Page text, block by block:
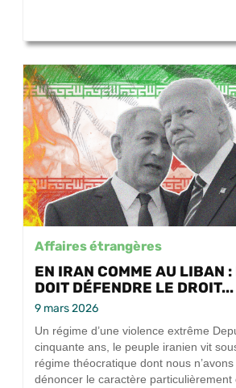
Affaires étrangères
EN IRAN COMME AU LIBAN :
DOIT DÉFENDRE LE DROIT...
9 mars 2026
Un régime d’une violence extrême
cinquante ans, le peuple iranien vit
régime théocratique dont nous
dénoncer le caractère particulièrement